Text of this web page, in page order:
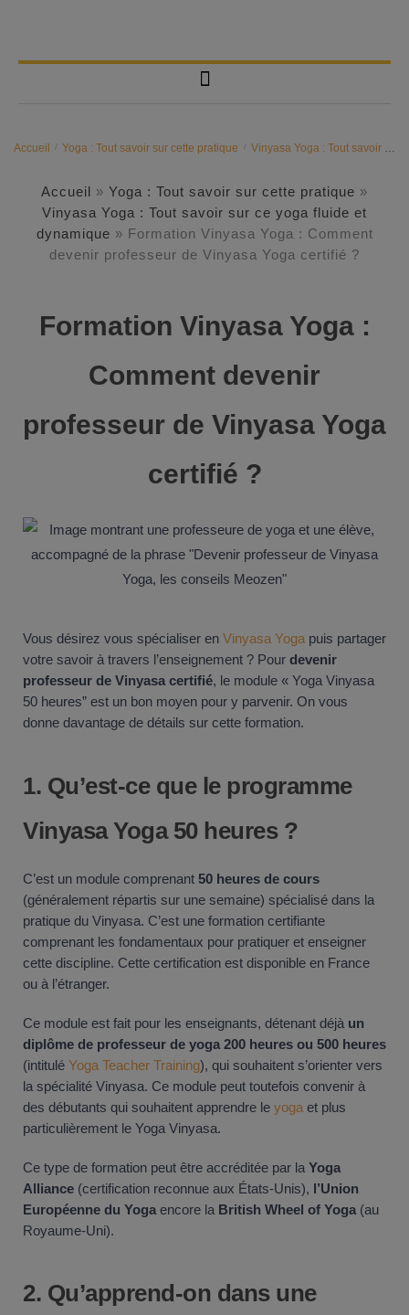
Accueil / Yoga : Tout savoir sur cette pratique / Vinyasa Yoga : Tout savoir sur ce yoga fluide et dynamique
Accueil » Yoga : Tout savoir sur cette pratique »
Vinyasa Yoga : Tout savoir sur ce yoga fluide et
dynamique » Formation Vinyasa Yoga : Comment
devenir professeur de Vinyasa Yoga certifié ?
Formation Vinyasa Yoga :
Comment devenir
professeur de Vinyasa Yoga
certifié ?
Vous désirez vous spécialiser en Vinyasa Yoga puis partager
votre savoir à travers l’enseignement ? Pour devenir
professeur de Vinyasa certifié, le module « Yoga Vinyasa
50 heures” est un bon moyen pour y parvenir. On vous
donne davantage de détails sur cette formation.
1. Qu’est-ce que le programme
VinyasaYoga50 heures ?
C’est un module comprenant 50 heures de cours
(généralement répartis sur une semaine) spécialisé dans la
pratique du Vinyasa. C’est une formation certifiante
comprenant les fondamentaux pour pratiquer et enseigner
cette discipline. Cette certification est disponible en France
ou à l’étranger.
Ce module est fait pour les enseignants, détenant déjà un
diplôme de professeur de yoga 200 heures ou 500 heures
(intitulé Yoga Teacher Training), qui souhaitent s’orienter vers
la spécialité Vinyasa. Ce module peut toutefois convenir à
des débutants qui souhaitent apprendre le yoga et plus
particulièrement le Yoga Vinyasa.
Ce type de formation peut être accréditée par la Yoga
Alliance (certification reconnue aux États-Unis), l’Union
Européenne du Yoga encore la British Wheel of Yoga (au
Royaume-Uni).
2. Qu’apprend-on dans une